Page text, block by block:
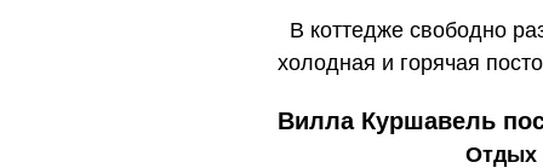
В коттедже свободно
холодная и горячая
Вилла Куршавель
Отдых